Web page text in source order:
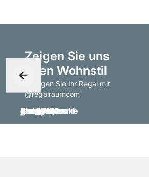
Zeigen Sie uns
Ihren Wohnstil
- taggen Sie Ihr Regal mit
@regalraumcom